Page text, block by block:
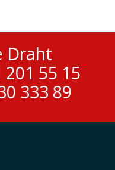
Draht
55 15
333 89